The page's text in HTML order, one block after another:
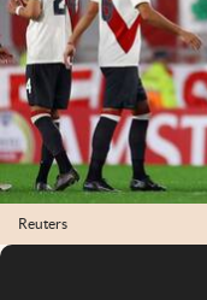
Clima
Mundial 2026
Eventos Corporativos
El Cronista Studio
Mediakit
abre en nueva pestaña
Reuters